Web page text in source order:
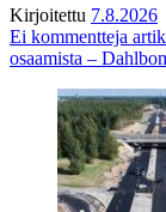
Kirjoitettu 7.8.2026
Ei kommentteja
osaamista –